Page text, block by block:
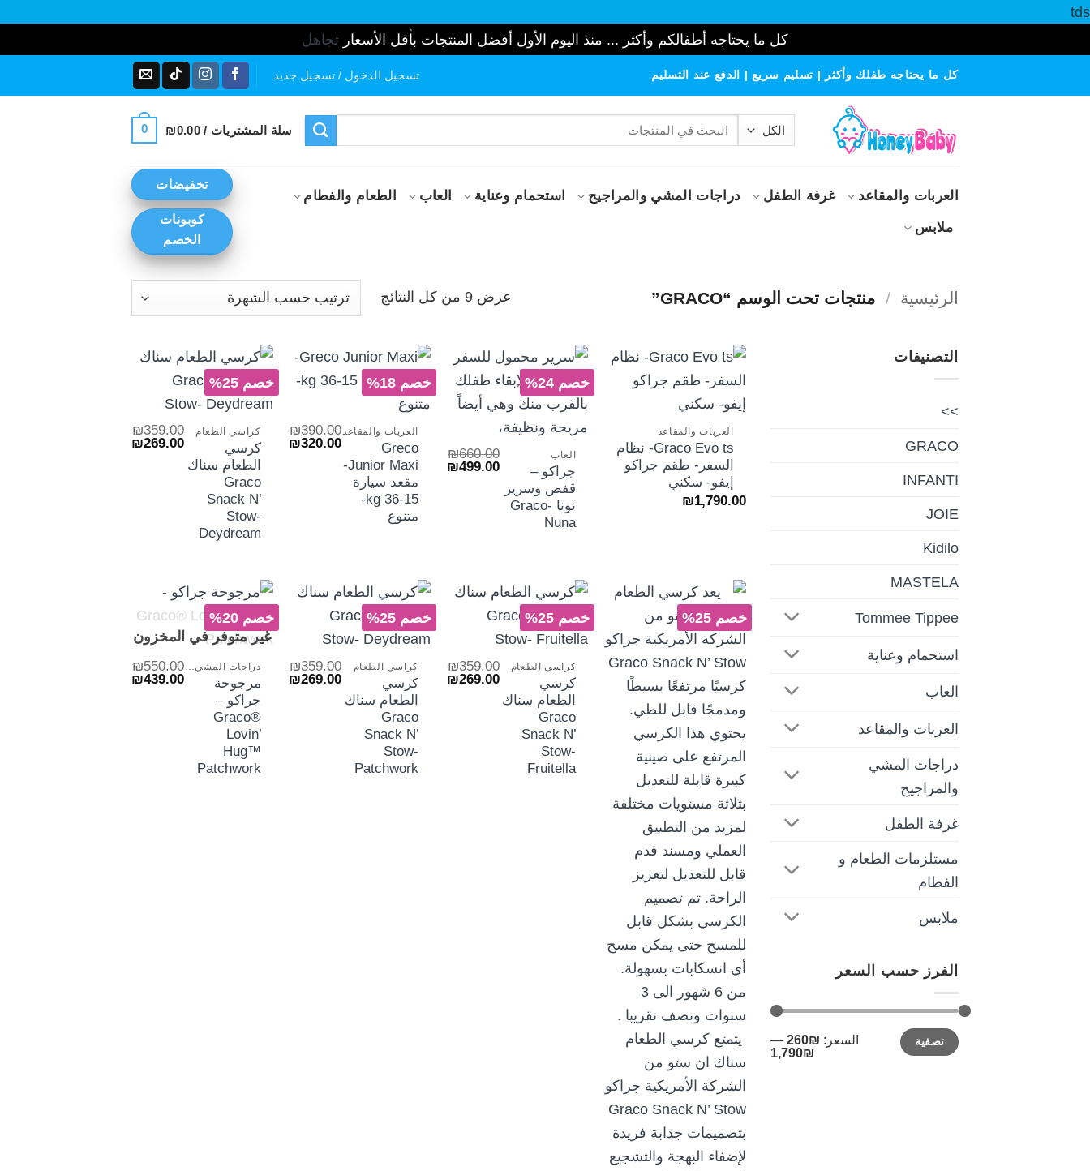
tds
كل ما يحتاجه أطفالكم وأكثر ... منذ اليوم الأول أفضل المنتجات بأقل الأسعار تجاهل
كل ما يحتاجه طفلك وأكثر | تسليم سريع | الدفع عند التسليم تسجيل الدخول / تسجيل جديد
البحث
سلة المشتريات / ₪0.00
0
العربات والمقاعد غرفة الطفل دراجات المشي والمراجيح استحمام وعناية العاب الطعام والفطام
ملابس
تخفيضات
كوبونات
الخصم
الرئيسية / منتجات تحت الوسم “GRACO” عرض ⁦9⁩ من كل النتائج
الفرز
الشهرة
التصنيفات
>>
GRACO
INFANTI
JOIE
Kidilo
MASTELA
Tommee Tippee
استحمام وعناية
العاب
العربات والمقاعد
دراجات المشي
والمراجيح
غرفة الطفل
مستلزمات الطعام و
الفطام
ملابس
الفرز حسب السعر
أدنى
سعر
أعلى
سعرتصفية السعر: ₪260
—
₪1,790
العربات والمقاعد
Graco Evo ts- نظام
السفر- طقم جراكو
إيفو- سكني
₪1,790.00
خصم 24%
+
العاب
جراكو –
قفص وسرير
نونا Graco-
Nuna
₪660.00
السعر ₪499.00
السعر
الحالي
خصم 18%
العربات والمقاعد
Greco
Junior Maxi-
مقعد سيارة
15-36 kg-
متنوع
₪390.00
السعر ₪320.00
السعر
الحالي
خصم 25%
كراسي الطعام
كرسي
الطعام سناك
Graco
Snack N’
Stow-
Deydream
₪359.00
السعر ₪269.00
خصم 25% خصم 25%
كراسي الطعام
كرسي
الطعام سناك
Graco
Snack N’
Stow-
Fruitella
₪359.00
السعر ₪269.00
السعر
الحالي
خصم 25%
كراسي الطعام
كرسي
الطعام سناك
Graco
Snack N’
Stow-
Patchwork
₪359.00
السعر ₪269.00
السعر
الحالي
خصم 20%
غير متوفر في المخزون
دراجات المشي والمراجيح
مرجوحة
جراكو –
Graco®
Lovin’
Hug™
Patchwork
₪550.00
السعر ₪439.00